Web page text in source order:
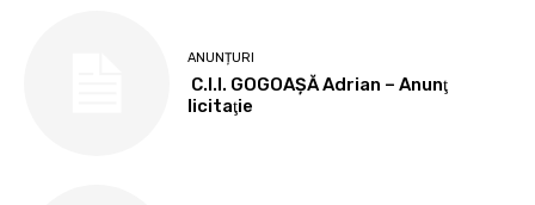
ANUNȚURI
C.I.I. GOGOAŞĂ Adrian – Anunţ
licitaţie